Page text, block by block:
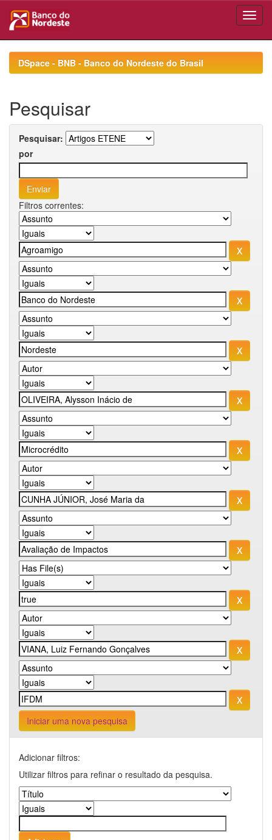
navigationDSpace - BNB - Banco do Nordeste do Brasil
Pesquisar
Pesquisar:
por
Filtros correntes:
Iniciar uma nova pesquisa
Adicionar filtros:
Utilizar filtros para refinar o resultado da pesquisa.